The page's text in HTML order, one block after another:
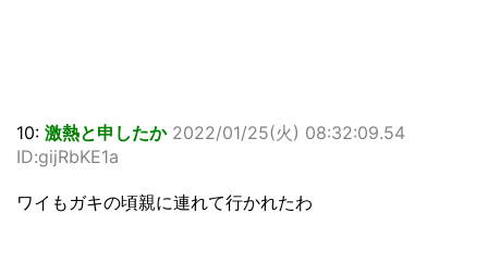
10: 激熱と申したか 2022/01/25(火) 08:32:09.54
ID:gijRbKE1a
ワイもガキの頃親に連れて行かれたわ